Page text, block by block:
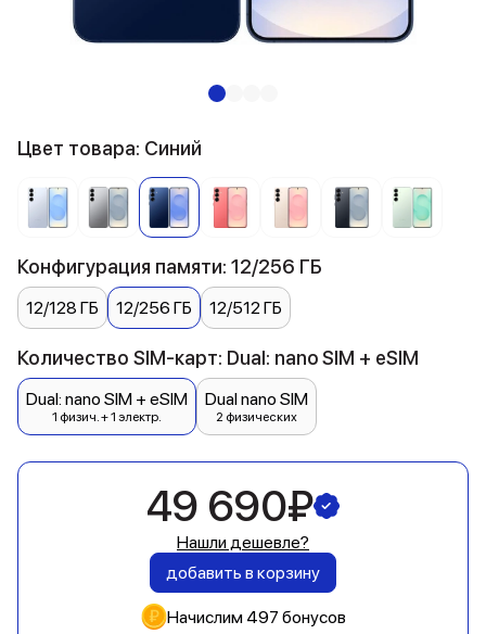
Цвет товара: Синий
Конфигурация памяти: 12/256 ГБ
12/128 ГБ 12/256 ГБ 12/512 ГБ
Количество SIM-карт: Dual: nano SIM + eSIM
Dual: nano SIM + eSIM
1 физич. + 1 электр.
Dual nano SIM
2 физических
49 690₽
Нашли дешевле?
добавить в корзину
Начислим 497 бонусов